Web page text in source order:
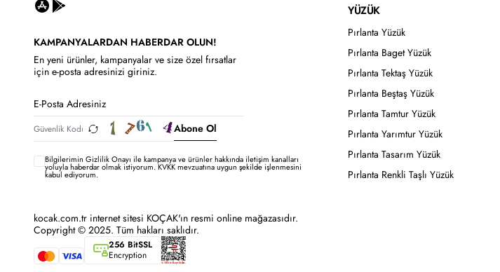
KAMPANYALARDAN HABERDAR OLUN!
En yeni ürünler, kampanyalar ve size özel fırsatlar
için e-posta adresinizi giriniz.
Abone Ol
Bilgilerimin Gizlilik Onayı ile kampanya ve ürünler hakkında iletişim kanalları
yoluyla haberdar olmak istiyorum.KVKK mevzuatına uygun şekilde işlenmesini
kabul ediyorum.
kocak.com.tr internet sitesi KOÇAK'ın resmi online mağazasıdır.
Copyright © 2025. Tüm hakları saklıdır.
256 BitSSL
Encryption
YÜZÜK
Pırlanta Yüzük
Pırlanta Baget Yüzük
Pırlanta Tektaş Yüzük
Pırlanta Beştaş Yüzük
Pırlanta Tamtur Yüzük
Pırlanta Yarımtur Yüzük
Pırlanta Tasarım Yüzük
Pırlanta Renkli Taşlı Yüzük